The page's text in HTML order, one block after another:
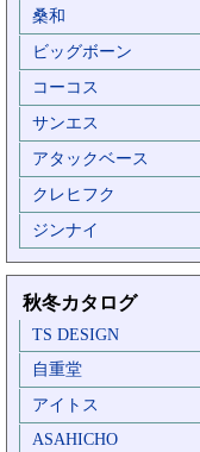
桑和
ビッグボーン
コーコス
サンエス
アタックベース
クレヒフク
ジンナイ
秋冬カタログ
TS DESIGN
自重堂
アイトス
ASAHICHO